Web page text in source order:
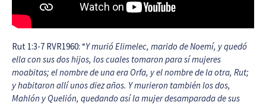
Rut 1:3-7 RVR1960: “Y murió Elimelec, marido de Noemí, y quedó
ella con sus dos hijos, los cuales tomaron para sí mujeres
moabitas; el nombre de una era Orfa, y el nombre de la otra, Rut;
y habitaron allí unos diez años. Y murieron también los dos,
Mahlón y Quelión, quedando así la mujer desamparada de sus